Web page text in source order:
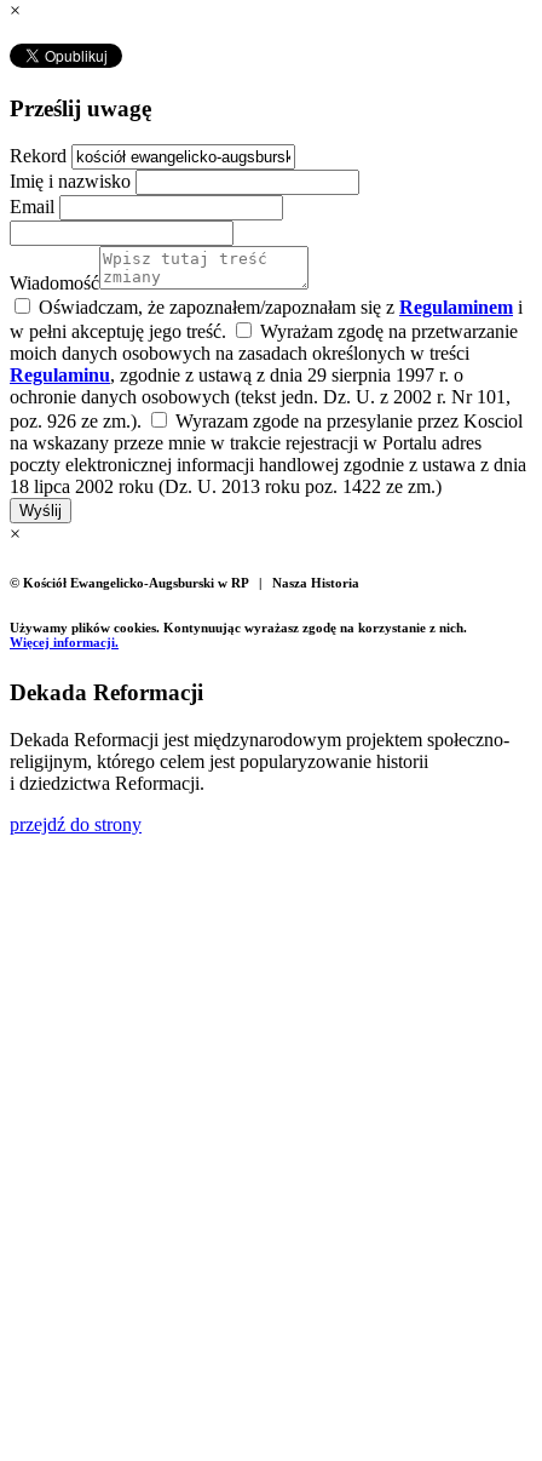
×
Prześlij uwagę
Rekord
Imię i nazwisko
Email
Wiadomość
Oświadczam, że zapoznałem/zapoznałam się z Regulaminem i
w pełni akceptuję jego treść.
Wyrażam zgodę na przetwarzanie
moich danych osobowych na zasadach określonych w treści
Regulaminu, zgodnie z ustawą z dnia 29 sierpnia 1997 r. o
ochronie danych osobowych (tekst jedn. Dz. U. z 2002 r. Nr 101,
poz. 926 ze zm.).
Wyrazam zgode na przesylanie przez Kosciol
na wskazany przeze mnie w trakcie rejestracji w Portalu adres
poczty elektronicznej informacji handlowej zgodnie z ustawa z dnia
18 lipca 2002 roku (Dz. U. 2013 roku poz. 1422 ze zm.)
Wyślij
×
© Kościół Ewangelicko-Augsburski w RP | Nasza Historia
Używamy plików cookies. Kontynuując wyrażasz zgodę na korzystanie z nich.
Więcej informacji.
Dekada Reformacji
Dekada Reformacji jest międzynarodowym projektem społeczno-
religijnym, którego celem jest popularyzowanie historii
i dziedzictwa Reformacji.
przejdź do strony